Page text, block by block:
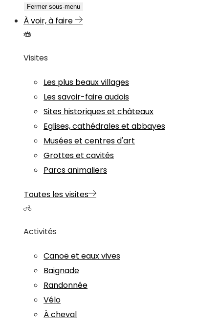
Fermer sous-menu
À voir, à faire
Visites
Les plus beaux villages
Les savoir-faire audois
Sites historiques et châteaux
Eglises, cathédrales et abbayes
Musées et centres d'art
Grottes et cavités
Parcs animaliers
Toutes les visites
Activités
Canoë et eaux vives
Baignade
Randonnée
Vélo
À cheval